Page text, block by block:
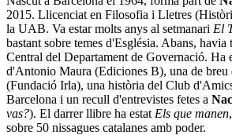
2015. Llicenciat en Filosofia i Lletres
la UAB. Va estar molts anys al setmanari El
bastant sobre temes d'Església. Abans,
Central del Departament de Governació. Ha
d'Antonio Maura (Ediciones B), una de breu
(Fundació Irla), una història del Club
Barcelona i un recull d'entrevistes fetes a
vas?). El darrer llibre ha estat Els que manen
sobre 50 nissagues catalanes amb poder.